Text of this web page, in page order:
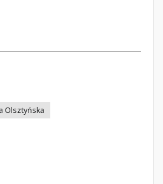
Olsztyńska